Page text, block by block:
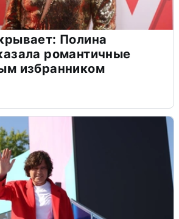
Полина
романтичные
избранником